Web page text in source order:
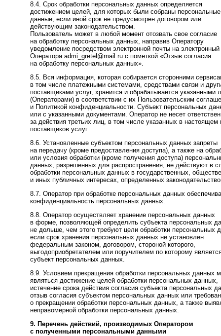
8.4. Срок обработки персональных данных определяется
достижением целей, для которых были собраны персональные
данные, если иной срок не предусмотрен договором или
действующим законодательством.
Пользователь может в любой момент отозвать свое согласие
на обработку персональных данных, направив Оператору
уведомление посредством электронной почты на
Оператора admi_gretel@mail.ru с пометкой «Отзыв согласия
на обработку персональных данных».
8.5. Вся информация, которая собирается сторонними
в том числе платежными системами, средствами связи и
поставщиками услуг, хранится и обрабатывается указанными
(Операторами) в соответствии с их Пользовательским
и Политикой конфиденциальности. Субъект персональных
или с указанными документами. Оператор не несет
за действия третьих лиц, в том числе указанных в настоящем
поставщиков услуг.
8.6. Установленные субъектом персональных данных запреты
на передачу (кроме предоставления доступа), а также на
или условия обработки (кроме получения доступа)
данных, разрешенных для распространения, не действуют в
обработки персональных данных в государственных,
и иных публичных интересах, определенных
8.7. Оператор при обработке персональных данных
конфиденциальность персональных данных.
8.8. Оператор осуществляет хранение персональных данных
в форме, позволяющей определить субъекта персональных
не дольше, чем этого требуют цели обработки персональных
если срок хранения персональных данных не установлен
федеральным законом, договором, стороной которого,
выгодоприобретателем или поручителем по которому
субъект персональных данных.
8.9. Условием прекращения обработки персональных данных
являться достижение целей обработки персональных данных,
истечение срока действия согласия субъекта персональных
отзыв согласия субъектом персональных данных или
о прекращении обработки персональных данных, а также
неправомерной обработки персональных данных.
9. Перечень действий, производимых Оператором
с полученными персональными данными